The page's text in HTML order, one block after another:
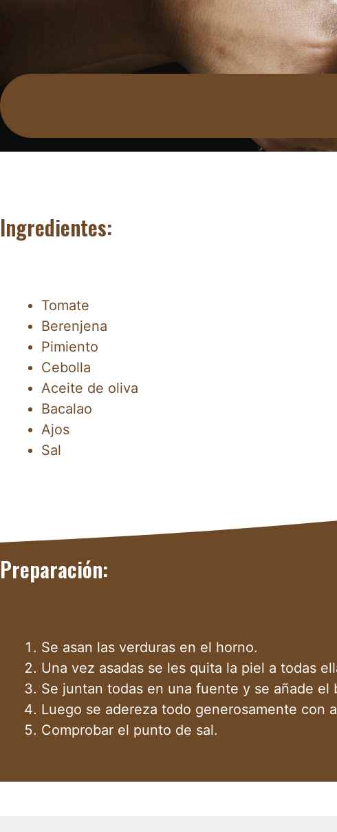
Ingredientes:
Tomate
Berenjena
Pimiento
Cebolla
Aceite de oliva
Bacalao
Ajos
Sal
Preparación:
Se asan las verduras en el horno.
Una vez asadas se les quita la piel a todas
Se juntan todas en una fuente y se añade el
Luego se adereza todo generosamente con
Comprobar el punto de sal.